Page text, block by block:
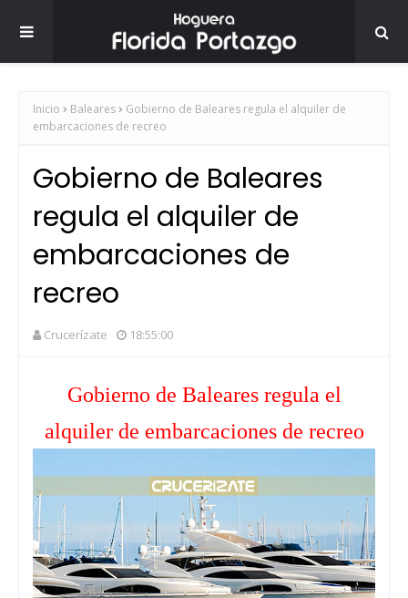
Inicio Baleares
Gobierno de Baleares regula el alquiler de
embarcaciones de recreo
Gobierno de Baleares
regula el alquiler de
embarcaciones de
recreo
Crucerízate 18:55:00
Gobierno de Baleares regula el
alquiler de embarcaciones de recreo